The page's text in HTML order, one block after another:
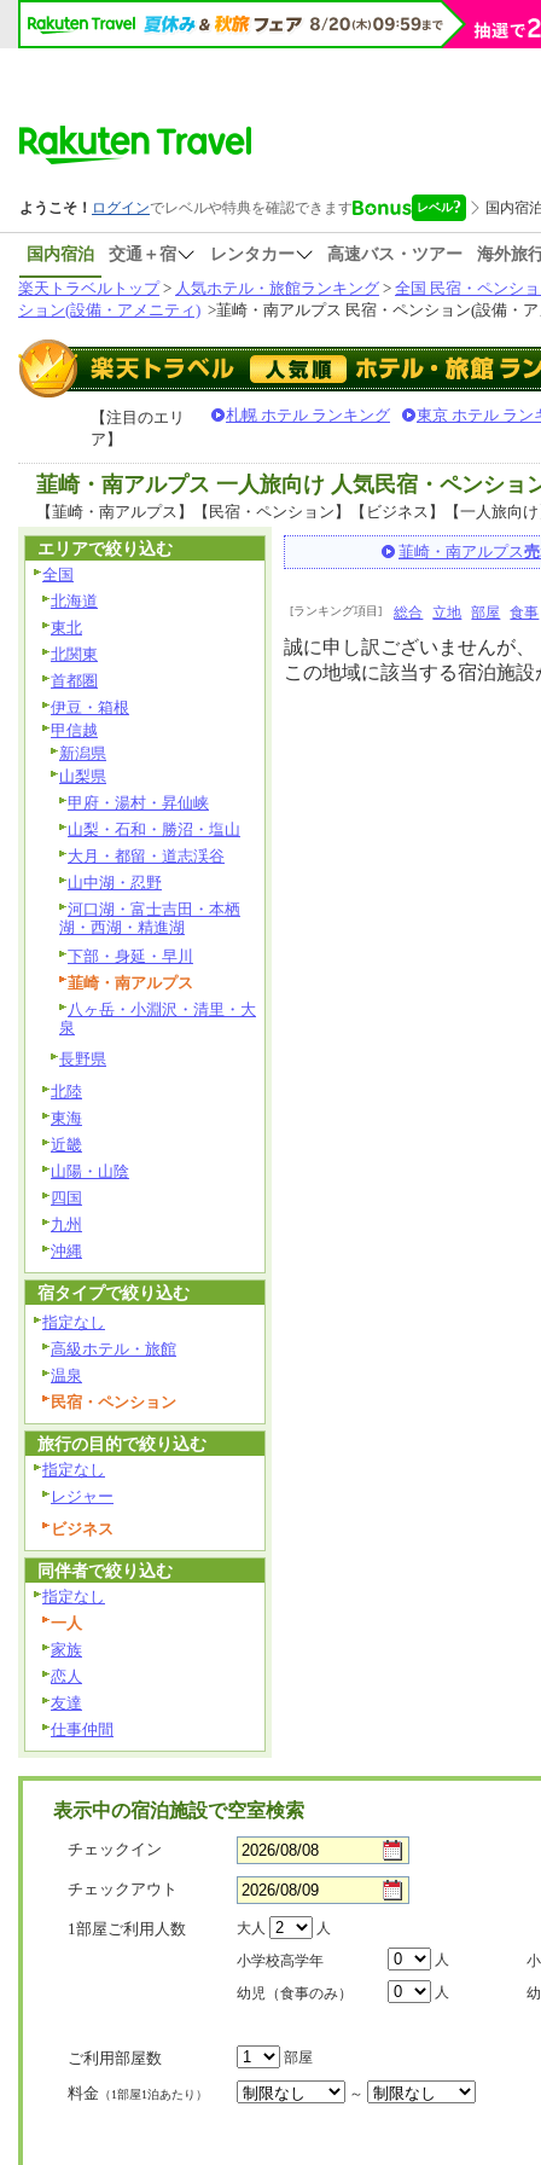
国内宿泊 交通＋宿 レンタカー 高速バス・ツアー
海外旅
楽天トラベルトップ> 人気ホテル・旅館ランキング > 全国 民宿・ペンシ
ション(設備・アメニティ) >韮崎・南アルプス 民宿・ペンション(設備・
【注目のエリ
ア】
札幌 ホテル ランキング 東京 ホテル ラン
韮崎・南アルプス 一人旅向け 人気民宿・ペンシ
【韮崎・南アルプス】【民宿・ペンション】【ビジネス】【一人旅向
韮崎・南アルプス
[ランキング項目] 総合 立地 部屋 食事
誠に申し訳ございませんが、
この地域に該当する宿泊施
エリアで絞り込む
全国
北海道
東北
北関東
首都圏
伊豆・箱根
甲信越
新潟県
山梨県
甲府・湯村・昇仙峡
山梨・石和・勝沼・塩山
大月・都留・道志渓谷
山中湖・忍野
河口湖・富士吉田・本栖
湖・西湖・精進湖
下部・身延・早川
韮崎・南アルプス
八ヶ岳・小淵沢・清里・大
泉
長野県
北陸
東海
近畿
山陽・山陰
四国
九州
沖縄
宿タイプで絞り込む
指定なし
高級ホテル・旅館
温泉
民宿・ペンション
旅行の目的で絞り込む
指定なし
レジャー
ビジネス
同伴者で絞り込む
指定なし
一人
家族
恋人
友達
仕事仲間
表示中の宿泊施設で空室検索
チェックイン
チェックアウト
1部屋ご利用人数 大人
人
小学校高学年
人
幼児（食事のみ）
人
ご利用部屋数 部屋
料金 （1部屋1泊あたり） ～